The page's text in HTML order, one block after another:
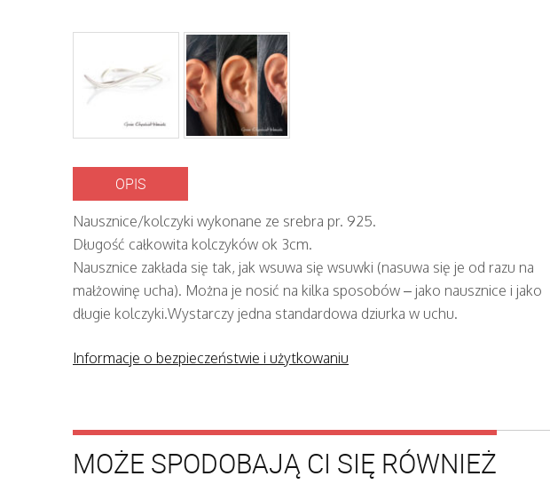
OPIS
Nausznice/kolczyki wykonane ze srebra pr. 925.
Długość całkowita kolczyków ok 3cm.
Nausznice zakłada się tak, jak wsuwa się wsuwki (nasuwa się je od razu na
małżowinę ucha). Można je nosić na kilka sposobów – jako nausznice i jako
długie kolczyki.Wystarczy jedna standardowa dziurka w uchu.
Informacje o bezpieczeństwie i użytkowaniu
MOŻE SPODOBAJĄ CI SIĘ RÓWNIEŻ